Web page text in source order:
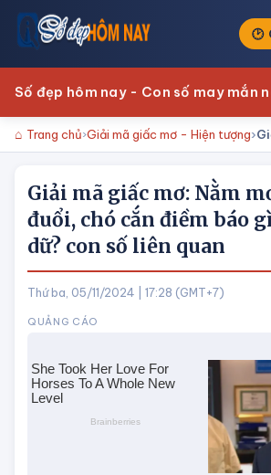
Trang chủ Giải mã giấc mơ - Hiện tượng
Giải mã giấc mơ: Nằm
đuổi, chó cắn điềm báo
dữ? con số liên quan
Thứ ba, 05/11/2024 | 17:28 (GMT+7)